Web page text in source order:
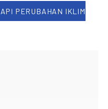
PERUBAHAN IKLIM